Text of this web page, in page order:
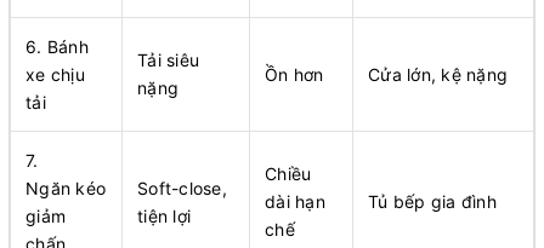
6. Bánh
xe chịu
tải
Tải siêu
nặng
Ồn hơn Cửa lớn, kệ nặng​
7.
Ngăn kéo
giảm
chấn
Soft-close,
tiện lợi
Chiều
dài hạn
chế
Tủ bếp gia đình​